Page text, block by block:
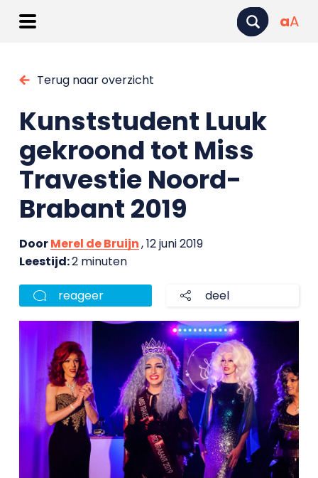
aA
Terug naar overzicht
Kunststudent Luuk
gekroond tot Miss
Travestie Noord-
Brabant 2019
DoorMerel de Bruijn, 12 juni 2019
Leestijd:2 minuten
reageer deel